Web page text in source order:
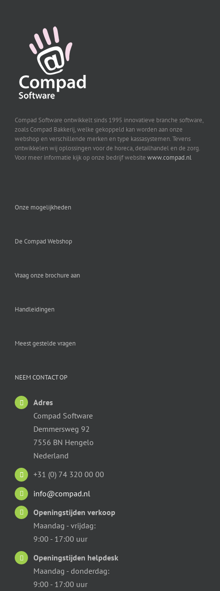
Compad Software ontwikkelt sinds 1995 innovatieve branche software,
zoals Compad Bakkerij, welke gekoppeld kan worden aan onze
webshop en verschillende merken en type kassasystemen. Tevens
ontwikkelen wij oplossingen voor de horeca, detailhandel en de zorg.
Voor meer informatie kijk op onze bedrijf website www.compad.nl
Onze mogelijkheden
De Compad Webshop
Vraag onze brochure aan
Handleidingen
Meest gestelde vragen
NEEM CONTACT OP
Adres
Compad Software
Demmersweg 92
7556 BN Hengelo
Nederland
+31 (0) 74 320 00 00
info@compad.nl
Openingstijden verkoop
Maandag - vrijdag:
9:00 - 17:00 uur
Openingstijden helpdesk
Maandag - donderdag:
9:00 - 17:00 uur